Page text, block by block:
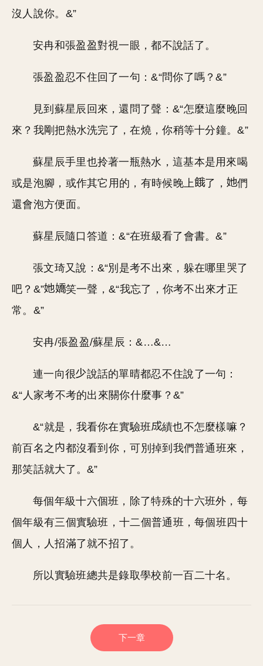
沒人說你。&”
安冉和張盈盈對視一眼，都不說話了。
張盈盈忍不住回了一句：&“問你了嗎？&”
見到蘇星辰回來，還問了聲：&“怎麼這麼晚回
來？我剛把熱水洗完了，在燒，你稍等十分鐘。&”
蘇星辰手里也拎著一瓶熱水，這基本是用來喝
或是泡腳，或作其它用的，有時候晚上
了，
們
還會泡方便面。
蘇星辰隨口答道：&“在班級看了會書。&”
張文琦又說：&“別是考不出來，躲在哪里哭了
吧？&”
笑一聲，&“我忘了，你考不出來才正
常。&”
安冉/張盈盈/蘇星辰：&…&…
連一向很
說話的單晴都忍不住說了一句：
&“人家考不考的出來關你什麼事？&”
&“就是，我看你在實驗班
績也不怎麼樣嘛？
前百名之
都沒看到你，可別掉到我們普通班來，
那笑話就大了。&”
每個年級十六個班，除了特殊的十六班外，每
個年級有三個實驗班，十二個普通班，每個班四十
個人，人招滿了就不招了。
所以實驗班總共是錄取學校前一百二十名。
下一章